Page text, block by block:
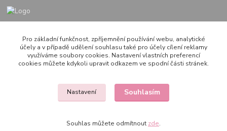
PO-PÁ 10-20h., SO+NE 14-20h.
zemepanenek@gmail.com
Pro základní funkčnost, zpříjemnění používání webu, analytické
účely a v případě udělení souhlasu také pro účely cílení reklamy
využíváme soubory cookies. Nastavení vlastních preferencí
cookies můžete kdykoli upravit odkazem ve spodní části stránek.
Nastavení Souhlasím
Souhlas můžete odmítnout zde.